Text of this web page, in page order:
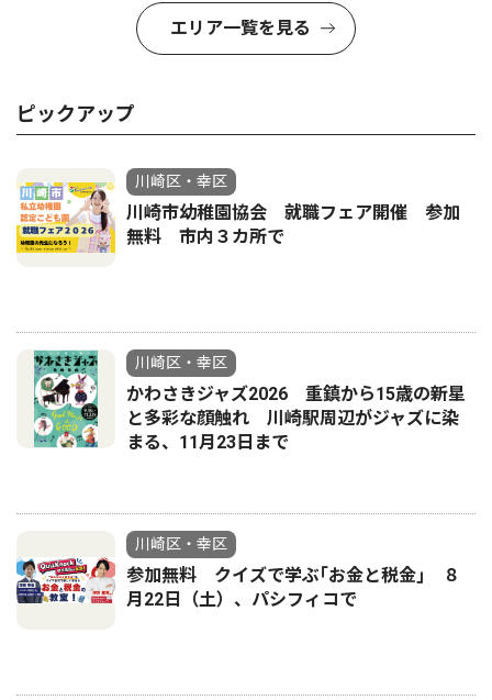
エリア一覧を見る
ピックアップ
川崎区・幸区
川崎市幼稚園協会 就職フェア開催 参加
無料 市内３カ所で
川崎区・幸区
かわさきジャズ2026 重鎮から15歳の新星
と多彩な顔触れ 川崎駅周辺がジャズに染
まる、11月23日まで
川崎区・幸区
参加無料 クイズで学ぶ｢お金と税金｣ ８
月22日（土）、パシフィコで